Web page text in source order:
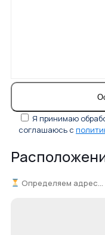
Я принимаю
соглашаюсь с
Определяем адрес...